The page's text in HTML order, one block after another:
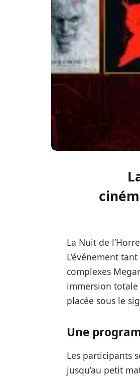
La Nuit de
L’événement
complexes
immersion totale
placée sous le
Une
Les participants
jusqu’au petit